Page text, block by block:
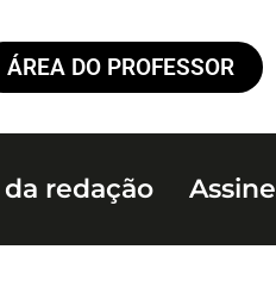
ÁREA DO PROFESSOR
redação Assine